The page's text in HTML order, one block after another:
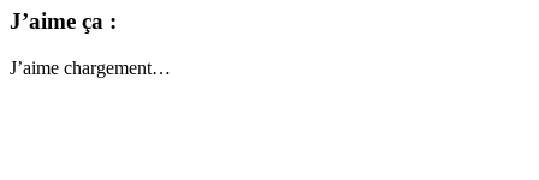
J’aime ça :
J’aime chargement…